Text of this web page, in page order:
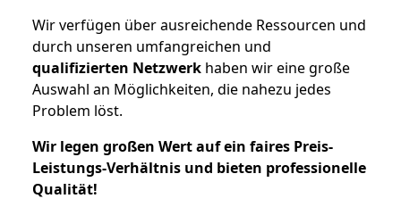
Wir verfügen über ausreichende Ressourcen und
durch unseren umfangreichen und
qualifizierten Netzwerk haben wir eine große
Auswahl an Möglichkeiten, die nahezu jedes
Problem löst.
Wir legen großen Wert auf ein faires Preis-
Leistungs-Verhältnis und bieten professionelle
Qualität!